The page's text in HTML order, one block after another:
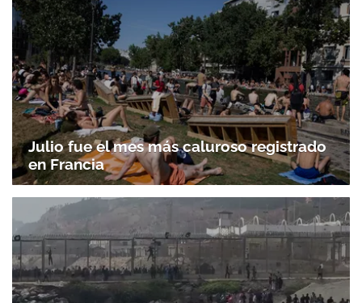
Julio fue el mes más caluroso registrado
en Francia